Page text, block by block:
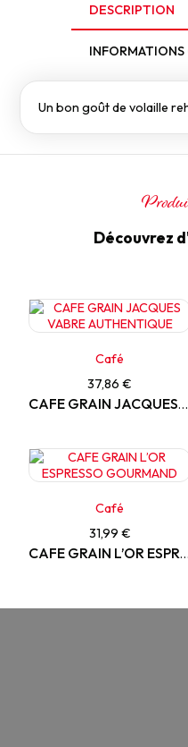
DESCRIPTION
Un bon goût de volaille
Découvrez
Café
37,86 €
CAFE GRAIN JACQUES VABRE AUTHENTIQUE
Café
31,99 €
CAFE GRAIN L’OR ESPRESSO GOURMAND